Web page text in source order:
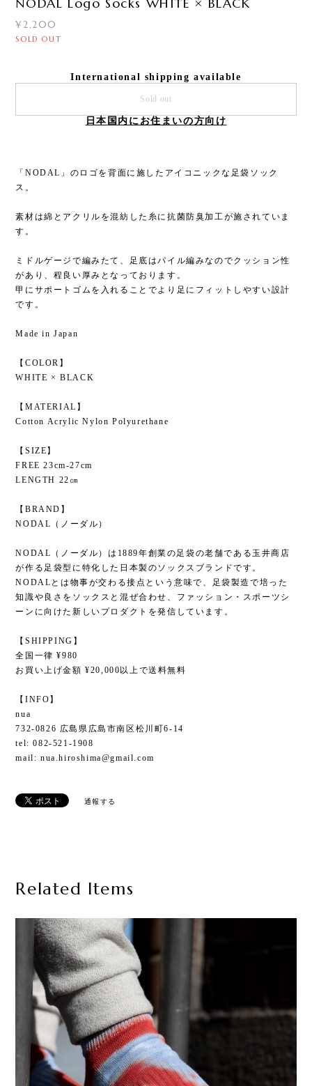
¥2,200
SOLD OUT
International shipping available
Sold out
日本国内にお住まいの方向け
「NODAL」のロゴを背面に施したアイコニックな足袋ソック
ス。
素材は綿とアクリルを混紡した糸に抗菌防臭加工が施されていま
す。
ミドルゲージで編みたて、足底はパイル編みなのでクッション性
があり、程良い厚みとなっております。
甲にサポートゴムを入れることでより足にフィットしやすい設計
です。
Made in Japan
【COLOR】
WHITE × BLACK
【MATERIAL】
Cotton Acrylic Nylon Polyurethane
【SIZE】
FREE 23cm-27cm
LENGTH 22㎝
【BRAND】
NODAL（ノーダル）
NODAL（ノーダル）は1889年創業の足袋の老舗である玉井商店
が作る足袋型に特化した日本製のソックスブランドです。
NODALとは物事が交わる接点という意味で、足袋製造で培った
知識や良さをソックスと混ぜ合わせ、ファッション・スポーツシ
ーンに向けた新しいプロダクトを発信しています。
【SHIPPING】
全国一律 ¥980
お買い上げ金額 ¥20,000以上で送料無料
【INFO】
nua
732-0826 広島県広島市南区松川町6-14
tel: 082-521-1908
mail: nua.hiroshima@gmail.com
通報する
Related Items